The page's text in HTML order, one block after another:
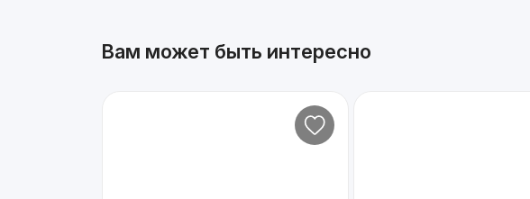
Вам может быть интересно